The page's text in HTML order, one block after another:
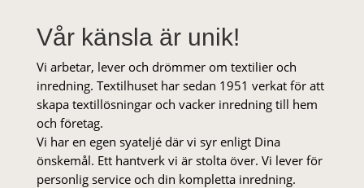
Vår känsla är unik!
Vi arbetar, lever och drömmer om textilier och
inredning. Textilhuset har sedan 1951 verkat för att
skapa textillösningar och vacker inredning till hem
och företag.
Vi har en egen syateljé där vi syr enligt Dina
önskemål. Ett hantverk vi är stolta över. Vi lever för
personlig service och din kompletta inredning.